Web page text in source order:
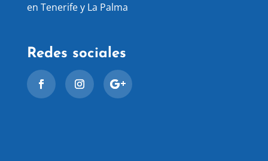
en Tenerife y La Palma
Redes sociales